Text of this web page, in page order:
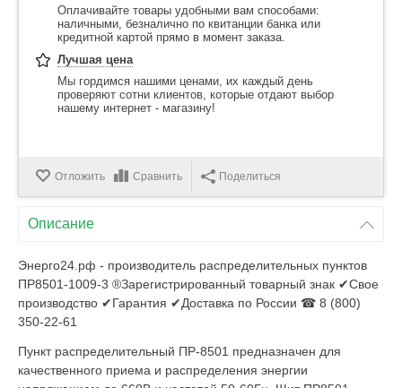
Оплачивайте товары удобными вам способами:
наличными, безналично по квитанции банка или
кредитной картой прямо в момент заказа.
Лучшая цена
Мы гордимся нашими ценами, их каждый день
проверяют сотни клиентов, которые отдают выбор
нашему интернет - магазину!
Отложить Сравнить Поделиться
Описание
Энерго24.рф - производитель распределительных пунктов
ПР8501-1009-3 ®Зарегистрированный товарный знак ✔Свое
производство ✔Гарантия ✔Доставка по России ☎ 8 (800)
350-22-61
Пункт распределительный ПР-8501 предназначен для
качественного приема и распределения энергии